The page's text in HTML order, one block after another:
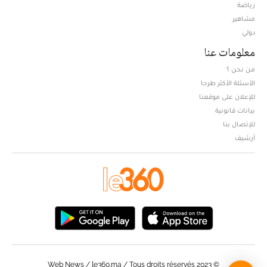
رياضة
مشاهير
دولي
معلومات عنا
من نحن ؟
الأسئلة الأكثر طرحا
للإعلان على موقعنا
بيانات قانونية
للإتصال بنا
أرشيف
© Web News / le360.ma / Tous droits réservés 2023